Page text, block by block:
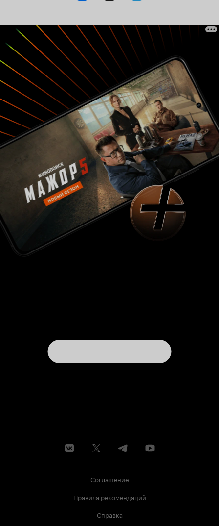
рамках отца и сына. Вполне захватывающий
колорит и съемки на даунтаун-натуре. Только
положительные эмоции от увиденного.
Актерские работы нормальные: Оливия Колман
выдает не лучший свой перформанс, но и
поругать ее тут не за что. Чарли Рид, пожалуй,
пока что первое открытие года и юный актер, у
которого еще нет фотографии и локализации
имени на 'Кинопоиске'. Местный катализатор
истории и путеводитель по дорожной одиссее.
Операторская работа, монтаж и саунд
дефолтные, но 'техничка' сделана в целом
хорошо. Ярко, сочно, со вкусом. Глаза и уши
радуются. 'Joyride' выглядит и чувствуется
лишь концептом одной большой истории, где
обязательно хочется увидеть продолжение, но
при этом данная работа не должна
разочаровать зрителей. Она светлая, добрая,
мотивирующая быть лучшей версией себя, а
что еще требуется по подобных разговорных и
литературно-ориентированных картин? 7 из 10
Соглашение
Правила рекомендаций
Справка